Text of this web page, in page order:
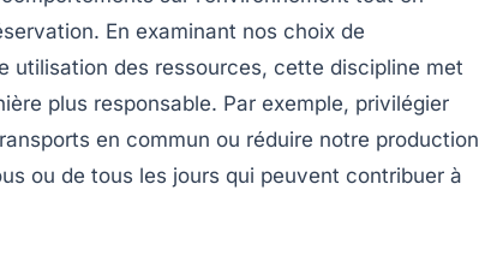
En examinant nos choix de
utilisation des ressources, cette discipline met
plus responsable. Par exemple, privilégier
en commun ou réduire notre production
ou de tous les jours qui peuvent contribuer à